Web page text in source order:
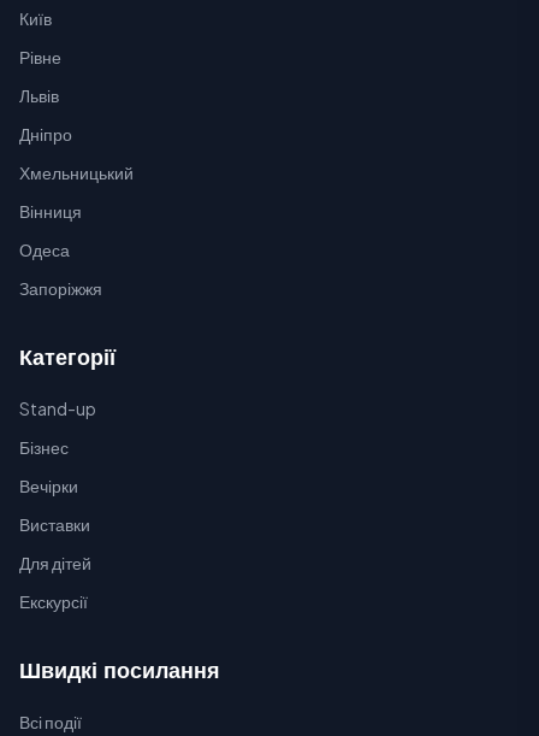
Київ
Рівне
Львів
Дніпро
Хмельницький
Вінниця
Одеса
Запоріжжя
Категорії
Stand-up
Бізнес
Вечірки
Виставки
Для дітей
Екскурсії
Швидкі посилання
Всі події